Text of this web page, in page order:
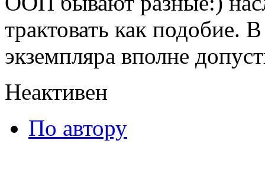
трактовать как подобие.
экземпляра вполне
Неактивен
По автору